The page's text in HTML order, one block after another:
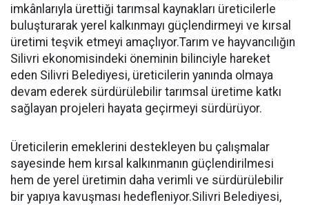
imkânlarıyla ürettiği tarımsal kaynakları üreticilerle
buluşturarak yerel kalkınmayı güçlendirmeyi ve kırsal
üretimi teşvik etmeyi amaçlıyor.Tarım ve hayvancılığın
Silivri ekonomisindeki öneminin bilinciyle hareket
eden Silivri Belediyesi, üreticilerin yanında olmaya
devam ederek sürdürülebilir tarımsal üretime katkı
sağlayan projeleri hayata geçirmeyi sürdürüyor.
Üreticilerin emeklerini destekleyen bu çalışmalar
sayesinde hem kırsal kalkınmanın güçlendirilmesi
hem de yerel üretimin daha verimli ve sürdürülebilir
bir yapıya kavuşması hedefleniyor.Silivri Belediyesi,